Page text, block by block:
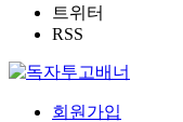
트위터
RSS
회원가입